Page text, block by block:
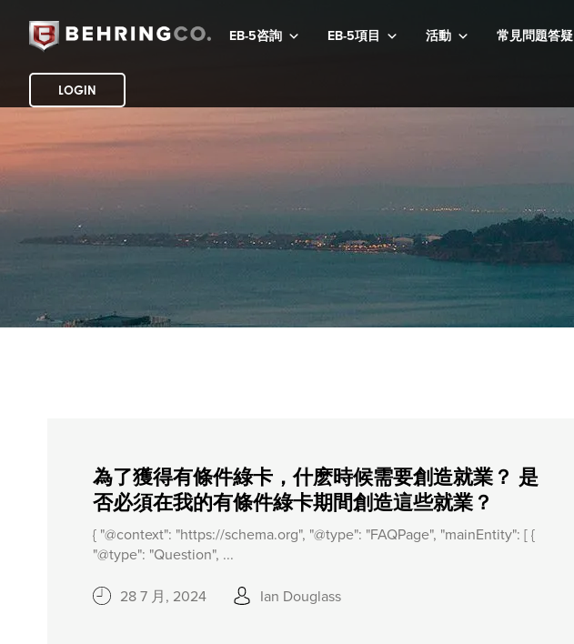
EB-5咨詢 EB-5項目 活動 常見問題答疑
LOGIN
為了獲得有條件綠卡，什麽時候需要創造就業？ 是
否必須在我的有條件綠卡期間創造這些就業？
{ "@context": "https://schema.org", "@type": "FAQPage", "mainEntity": [ {
"@type": "Question", ...
28 7 月, 2024 Ian Douglass